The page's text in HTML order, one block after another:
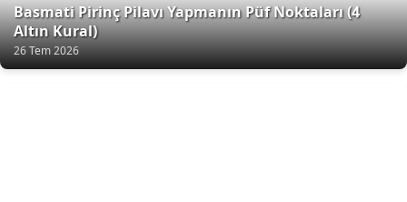
Basmati Pirinç Pilavı Yapmanın Püf Noktaları (4
Altın Kural)
26 Tem 2026